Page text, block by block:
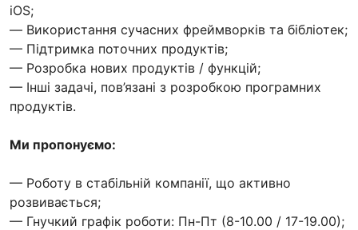
iOS;
— Використання сучасних фреймворків та бібліотек;
— Підтримка поточних продуктів;
— Розробка нових продуктів / функцій;
— Інші задачі, пов’язані з розробкою програмних
продуктів.
Ми пропонуємо:
— Роботу в стабільній компанії, що активно
розвивається;
— Гнучкий графік роботи: Пн-Пт (8-10.00 / 17-19.00);